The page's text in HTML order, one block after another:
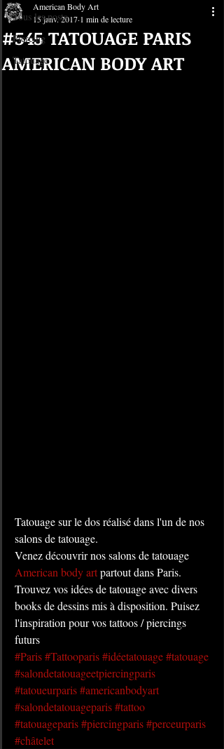
Tous les posts
Piercing
Tatouage
#545 TATOUAGE PARIS
AMERICAN BODY ART
American Body Art
15 janv. 2017 1 min de lecture
Tatouage sur le dos réalisé dans l'un de nos
salons de tatouage.
Venez découvrir nos salons de tatouage
American body art partout dans Paris.
Trouvez vos idées de tatouage avec divers
books de dessins mis à disposition. Puisez
l'inspiration pour vos tattoos / piercings
futurs
#Paris#Tattooparis#idéetatouage#tatouage
#salondetatouageetpiercingparis
#tatoueurparis#americanbodyart
#salondetatouageparis#tattoo
#tatouageparis#piercingparis#perceurparis
#châtelet